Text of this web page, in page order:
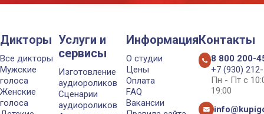
Дикторы
Все дикторы
Мужские
голоса
Женские
голоса
Услуги и
сервисы
Изготовление
аудиороликов
Сценарии
аудиороликов
Информация
О студии
Цены
Оплата
FAQ
Вакансии
Контакты
8 800 200-
+7 (930)
Пн - Пт с
19:00